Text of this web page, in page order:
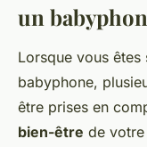
un
Lorsque vous
babyphone,
être prises en
bien-être de